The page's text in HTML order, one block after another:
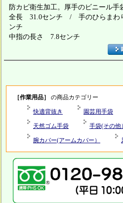
防カビ衛生加工。厚手のビニール手
全長 31.0センチ / 手のひらまわ
ンチ
中指の長さ 7.8センチ
［作業用品］ の商品カテゴリー
快適背抜き 園芸用手袋
天然ゴム手袋 手袋(その他）
腕カバー(アームカバー）